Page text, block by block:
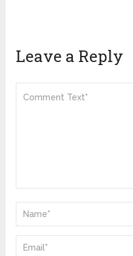
Leave a Reply